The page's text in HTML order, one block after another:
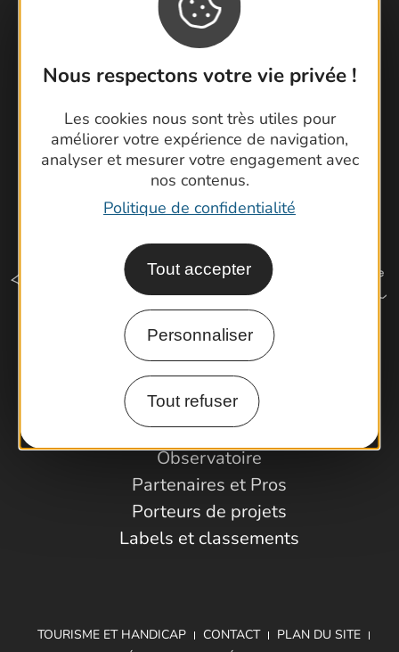
Nous respectons votre vie privée !
Les cookies nous sont très utiles pour
améliorer votre expérience de navigation,
analyser et mesurer votre engagement avec
nos contenus.
Politique de confidentialité
Tout accepter
Personnaliser
Tout refuser
Brochures
Cartoguides et Topoguides
Latitude Gard
Comment venir ?
Espace Pro
Observatoire
Partenaires et Pros
Porteurs de projets
Labels et classements
TOURISME ET HANDICAP CONTACT
PLAN DU SITE